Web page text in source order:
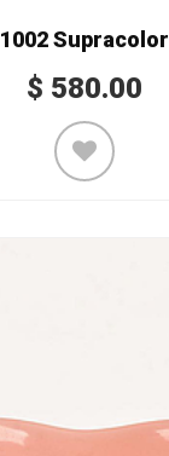
1002 Supracolor
$ 580.00